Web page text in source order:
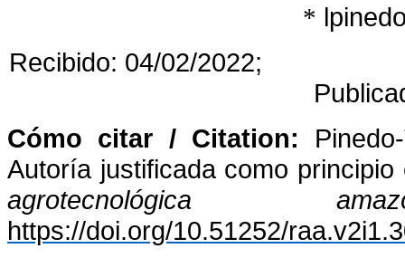
*
Recibido: 04/02/
Cómo citar / Citation:
Autoría justificada como
agrotecnológica
https://doi.org/10.51252/